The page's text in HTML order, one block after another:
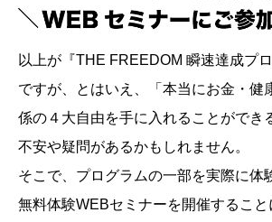
以上が『THE FREEDOM 瞬速達成プ
ですが、とはいえ、「本当にお金・健
係の４大自由を手に入れることができ
不安や疑問があるかもしれません。
そこで、プログラムの一部を実際に体
無料体験WEBセミナーを開催するこ